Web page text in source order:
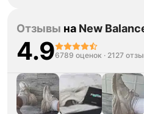
годы. Недостатки: Да их
нет.
Комментарий:
даже быстрее, чем
очередной раз спасибо!
Отзывы на New
4.96789 оценок · 2127